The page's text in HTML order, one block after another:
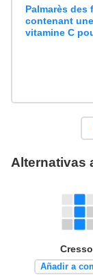
Palmarès des
contenant
vitamine C
Alternativas
Añadir a